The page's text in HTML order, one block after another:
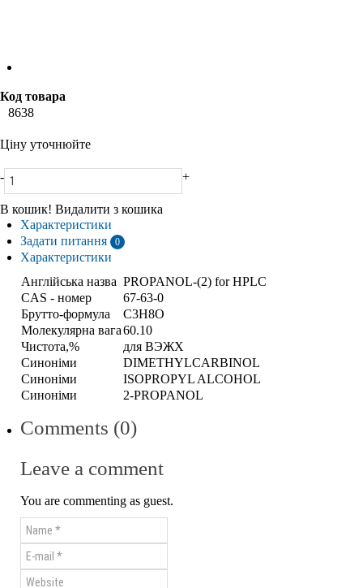
Код товара
8638
Ціну уточнюйте
- +
В кошик! Видалити з кошика
Характеристики
Задати питання
0
Характеристики
Англійська назва PROPANOL-(2) for HPLC
CAS - номер
67-63-0
Брутто-формула
C3H8O
Молекулярна вага60.10
Чистота,%
для ВЭЖХ
Синоніми
DIMETHYLCARBINOL
Синоніми
ISOPROPYL ALCOHOL
Синоніми
2-PROPANOL
Comments (0)
Leave a comment
You are commenting as guest.